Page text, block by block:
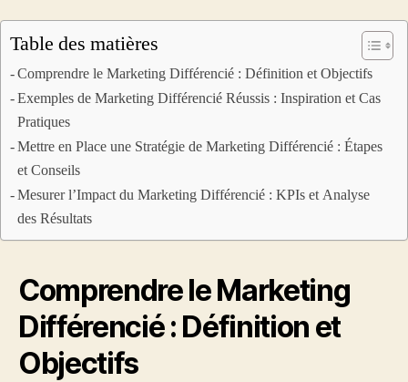
Table des matières
Comprendre le Marketing Différencié : Définition et Objectifs
Exemples de Marketing Différencié Réussis : Inspiration et Cas
Pratiques
Mettre en Place une Stratégie de Marketing Différencié : Étapes
et Conseils
Mesurer l’Impact du Marketing Différencié : KPIs et Analyse
des Résultats
Comprendre le Marketing
Différencié : Définition et
Objectifs